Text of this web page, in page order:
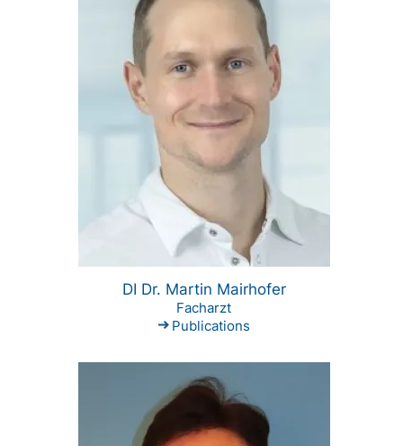
DI Dr. Martin Mairhofer
Facharzt
Publications